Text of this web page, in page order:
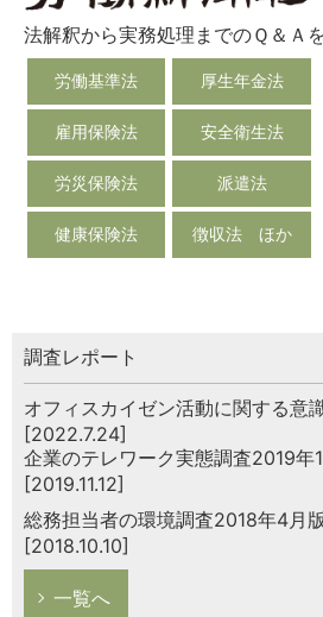
法解釈から実務処理までのＱ＆Ａ
労働基準法 厚生年金法
雇用保険法 安全衛生法
労災保険法 派遣法
健康保険法 徴収法 ほか
調査レポート
オフィスカイゼン活動に関する意
[2022.7.24]
企業のテレワーク実態調査2019年
[2019.11.12]
総務担当者の環境調査2018年4月版
[2018.10.10]
一覧へ